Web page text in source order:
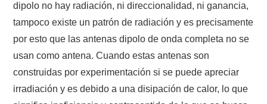
dipolo no hay radiación, ni direccionalidad, ni ganancia,
tampoco existe un patrón de radiación y es precisamente
por esto que las antenas dipolo de onda completa no se
usan como antena. Cuando estas antenas son
construidas por experimentación si se puede apreciar
irradiación y es debido a una disipación de calor, lo que